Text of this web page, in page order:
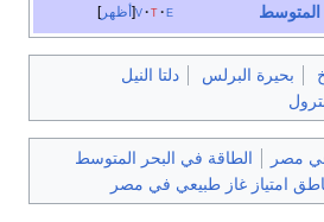
أظهر v t e
بحيرة البرلس
دلتا النيل
في مصر
الطاقة في البحر المتوسط
امتياز غاز طبيعي في مصر